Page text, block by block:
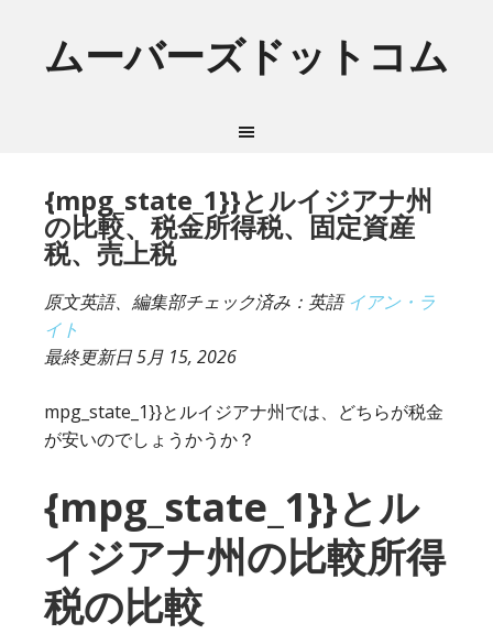
ムーバーズドットコム
{mpg_state_1}}とルイジアナ州
の比較、税金所得税、固定資産
税、売上税
原文英語、編集部チェック済み：英語イアン・ラ
イト
最終更新日5月 15, 2026
mpg_state_1}}とルイジアナ州では、どちらが税金
が安いのでしょうかうか？
{mpg_state_1}}とル
イジアナ州の比較所得
税の比較